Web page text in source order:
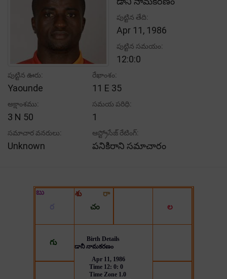
పుట్టిన తేది:
Apr 11, 1986
పుట్టిన సమయం:
12:0:0
పుట్టిన ఊరు:
Yaounde
రేఖాంశం:
11 E 35
అక్షాంశము:
3 N 50
సమయ పరిధి:
1
సమాచార వనరులు:
Unknown
ఆస్ట్రోసేజ్ రేటింగ్:
పనికిరాని సమాచారం